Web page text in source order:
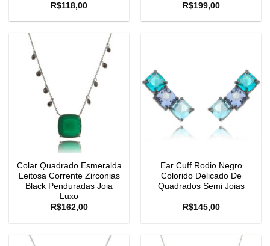
R$118,00
R$199,00
Colar Quadrado Esmeralda
Leitosa Corrente Zirconias
Black Penduradas Joia
Luxo
R$162,00
Ear Cuff Rodio Negro
Colorido Delicado De
Quadrados Semi Joias
R$145,00